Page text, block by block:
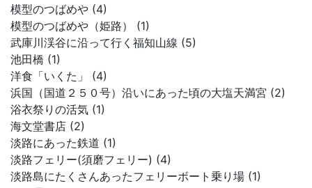
模型のつばめや (4)
模型のつばめや（姫路） (1)
武庫川渓谷に沿って行く福知山線 (5)
池田橋 (1)
洋食「いくた」 (4)
浜国（国道２５０号）沿いにあった頃の大塩天満宮 (2)
浴衣祭りの活気 (1)
海文堂書店 (2)
淡路にあった鉄道 (1)
淡路フェリー(須磨フェリー) (4)
淡路島にたくさんあったフェリーボート乗り場 (1)